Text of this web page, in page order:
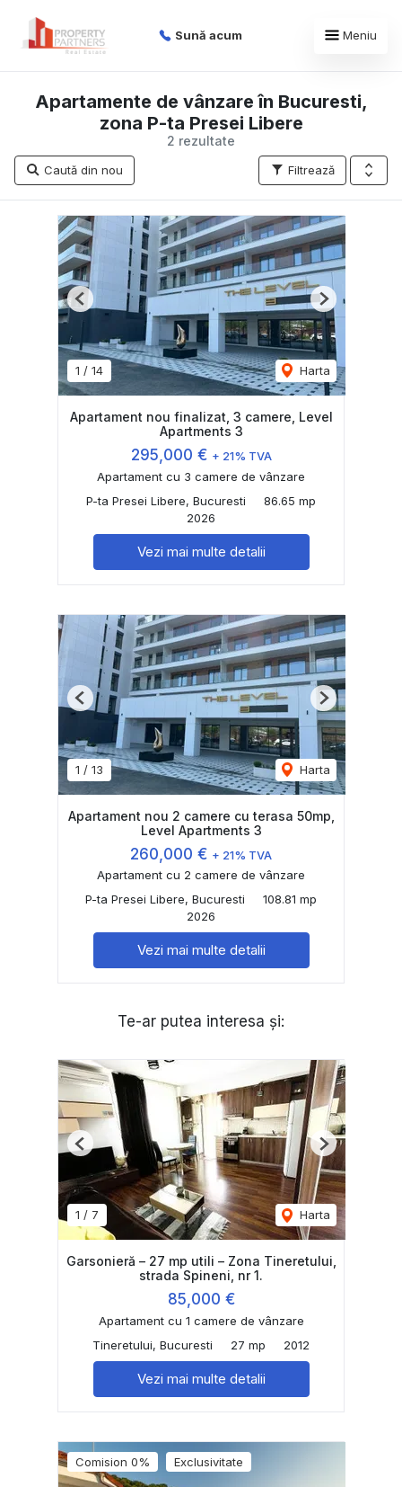
Sună acum Meniu
2 rezultate
Apartamente de vânzare în Bucuresti,
zona P-ta Presei Libere
Filtrează
Caută din nou
1 / 14 Harta
Previous Next
Apartament nou finalizat, 3 camere, Level
Apartments 3
295,000 € + 21% TVA
Apartament cu 3 camere de vânzare
P-ta Presei Libere, Bucuresti
86.65 mp
2026
Vezi mai multe detalii
1 / 13 Harta
Previous Next
Apartament nou 2 camere cu terasa 50mp,
Level Apartments 3
260,000 € + 21% TVA
Apartament cu 2 camere de vânzare
P-ta Presei Libere, Bucuresti
108.81 mp
2026
Vezi mai multe detalii
Te-ar putea interesa și:
1 / 7 Harta
Previous Next
Garsonieră – 27 mp utili – Zona Tineretului,
strada Spineni, nr 1.
85,000 €
Apartament cu 1 camere de vânzare
Tineretului, Bucuresti
27 mp 2012
Vezi mai multe detalii
Comision 0% Exclusivitate